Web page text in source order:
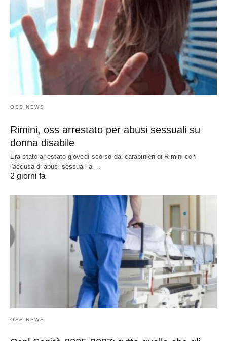
OSS NEWS
Rimini, oss arrestato per abusi sessuali su
donna disabile
Era stato arrestato giovedì scorso dai carabinieri di Rimini con
l'accusa di abusi sessuali ai…
2 giorni fa
OSS NEWS